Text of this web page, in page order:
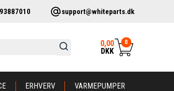
93887010 support@whiteparts.dk
0,00
DKK
0
ERHVERV VARMEPUMPER